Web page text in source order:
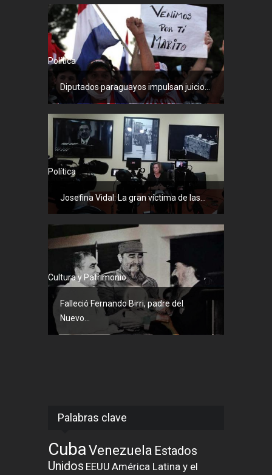
Política
Diputados paraguayos impulsan juicio...
Política
Josefina Vidal: La gran víctima de las...
Cultura y Patrimonio
Falleció Fernando Birri, padre del
Nuevo...
Palabras clave
CubaVenezuela Estados
Unidos EEUU América Latina y el